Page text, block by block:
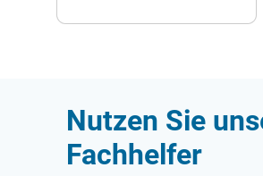
Nutzen Sie
Fachhelfer